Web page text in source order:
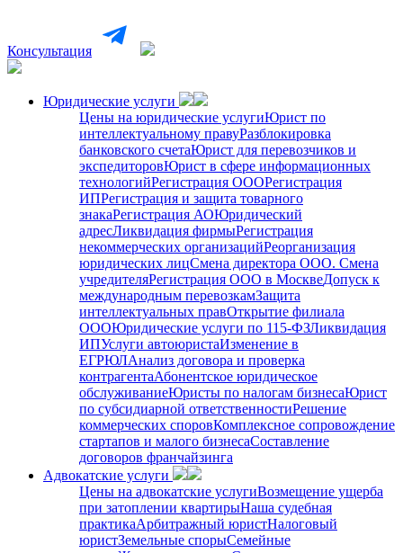
Консультация
Юридические услуги
Цены на юридические услугиЮрист по
интеллектуальному правуРазблокировка
банковского счетаЮрист для перевозчиков и
экспедиторовЮрист в сфере информационных
технологийРегистрация ОООРегистрация
ИПРегистрация и защита товарного
знакаРегистрация АОЮридический
адресЛиквидация фирмыРегистрация
некоммерческих организацийРеорганизация
юридических лицСмена директора ООО. Смена
учредителяРегистрация ООО в МосквеДопуск к
международным перевозкамЗащита
интеллектуальных правОткрытие филиала
ОООЮридические услуги по 115-ФЗЛиквидация
ИПУслуги автоюристаИзменение в
ЕГРЮЛАнализ договора и проверка
контрагентаАбонентское юридическое
обслуживаниеЮристы по налогам бизнесаЮрист
по субсидиарной ответственностиРешение
коммерческих споровКомплексное сопровождение
стартапов и малого бизнесаСоставление
договоров франчайзинга
Адвокатские услуги
Цены на адвокатские услугиВозмещение ущерба
при затоплении квартирыНаша судебная
практикаАрбитражный юристНалоговый
юристЗемельные спорыСемейные